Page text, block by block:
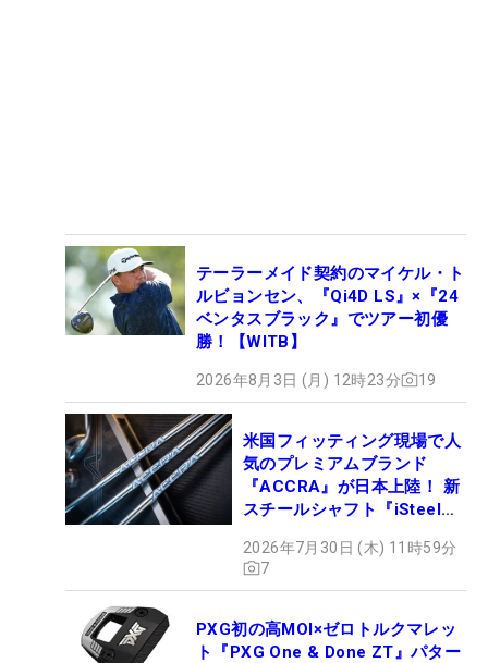
テーラーメイド契約のマイケル・ト
ルビョンセン、『Qi4D LS』×『24
ベンタスブラック』でツアー初優
勝！【WITB】
2026年8月3日 (月) 12時23分 19
米国フィッティング現場で人
気のプレミアムブランド
『ACCRA』が日本上陸！ 新
スチールシャフト『iSteel
2026年7月30日 (木) 11時59分
7
PXG初の高MOI×ゼロトルクマレッ
ト『PXG One & Done ZT』パター